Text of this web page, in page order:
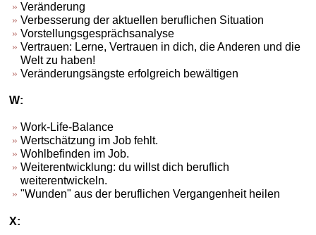
Veränderung
Verbesserung der aktuellen beruflichen Situation
Vorstellungsgesprächsanalyse
Vertrauen: Lerne, Vertrauen in dich, die Anderen und die
Welt zu haben!
Veränderungsängste erfolgreich bewältigen
W:
Work-Life-Balance
Wertschätzung im Job fehlt.
Wohlbefinden im Job.
Weiterentwicklung: du willst dich beruflich
weiterentwickeln.
"Wunden" aus der beruflichen Vergangenheit heilen
X: